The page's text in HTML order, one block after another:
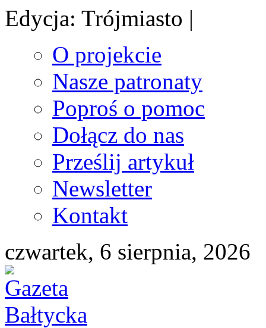
Edycja: Trójmiasto |
O projekcie
Nasze patronaty
Poproś o pomoc
Dołącz do nas
Prześlij artykuł
Newsletter
Kontakt
czwartek, 6 sierpnia, 2026